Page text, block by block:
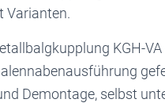
Varianten.
KGH-VA
Demontage, selbst